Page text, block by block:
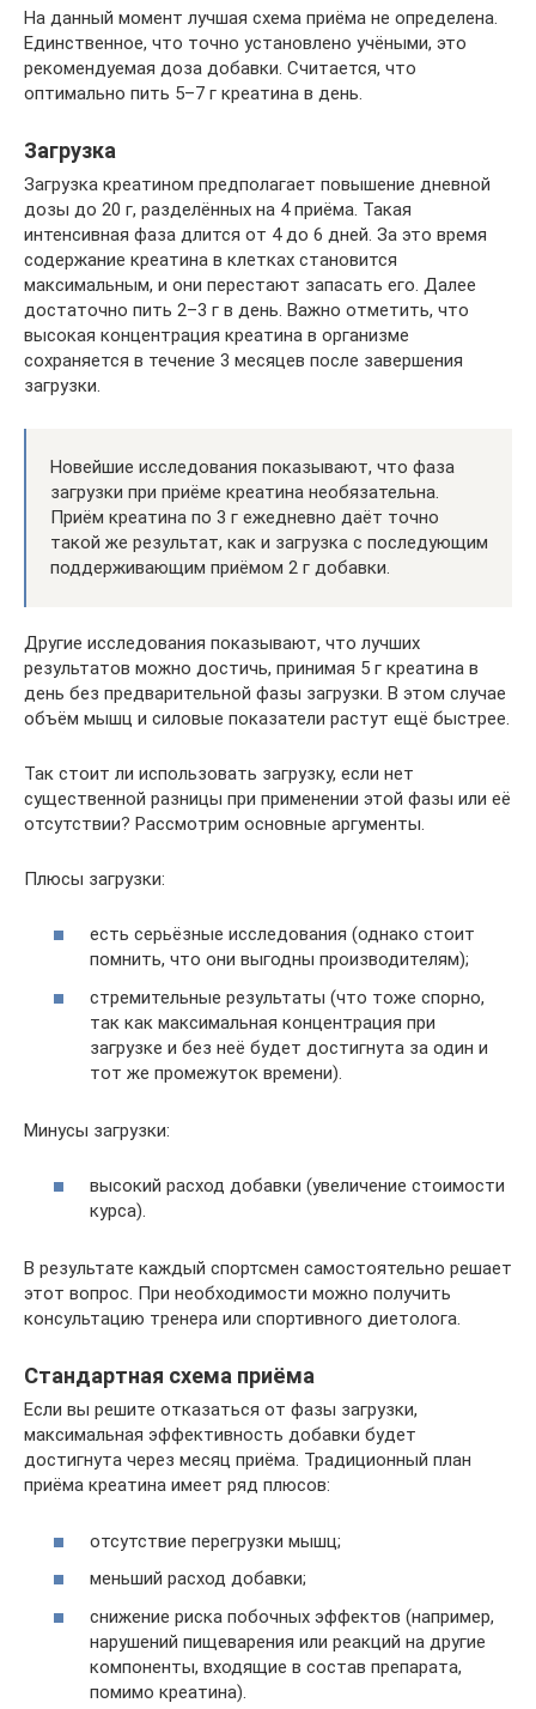
На данный момент лучшая схема приёма не определена.
Единственное, что точно установлено учёными, это
рекомендуемая доза добавки. Считается, что
оптимально пить 5–7 г креатина в день.
Загрузка
Загрузка креатином предполагает повышение дневной
дозы до 20 г, разделённых на 4 приёма. Такая
интенсивная фаза длится от 4 до 6 дней. За это время
содержание креатина в клетках становится
максимальным, и они перестают запасать его. Далее
достаточно пить 2–3 г в день. Важно отметить, что
высокая концентрация креатина в организме
сохраняется в течение 3 месяцев после завершения
загрузки.
Новейшие исследования показывают, что фаза
загрузки при приёме креатина необязательна.
Приём креатина по 3 г ежедневно даёт точно
такой же результат, как и загрузка с последующим
поддерживающим приёмом 2 г добавки.
Другие исследования показывают, что лучших
результатов можно достичь, принимая 5 г креатина в
день без предварительной фазы загрузки. В этом случае
объём мышц и силовые показатели растут ещё быстрее.
Так стоит ли использовать загрузку, если нет
существенной разницы при применении этой фазы или её
отсутствии? Рассмотрим основные аргументы.
Плюсы загрузки:
есть серьёзные исследования (однако стоит
помнить, что они выгодны производителям);
стремительные результаты (что тоже спорно,
так как максимальная концентрация при
загрузке и без неё будет достигнута за один и
тот же промежуток времени).
Минусы загрузки:
высокий расход добавки (увеличение стоимости
курса).
В результате каждый спортсмен самостоятельно решает
этот вопрос. При необходимости можно получить
консультацию тренера или спортивного диетолога.
Стандартная схема приёма
Если вы решите отказаться от фазы загрузки,
максимальная эффективность добавки будет
достигнута через месяц приёма. Традиционный план
приёма креатина имеет ряд плюсов:
отсутствие перегрузки мышц;
меньший расход добавки;
снижение риска побочных эффектов (например,
нарушений пищеварения или реакций на другие
компоненты, входящие в состав препарата,
помимо креатина).